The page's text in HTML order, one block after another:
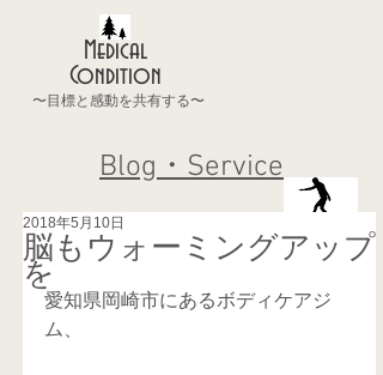
Medical
Condition
〜目標と感動を共有する〜
Blog・Service
脳もウォーミングアップ
を
2018年5月10日
愛知県岡崎市にあるボディケアジ
ム、